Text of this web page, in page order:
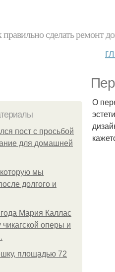
правильно сделать ремонт
пост с просьбой
для домашней
мы
долгого и
Мария Каллас
оперы и
площадью 72
О